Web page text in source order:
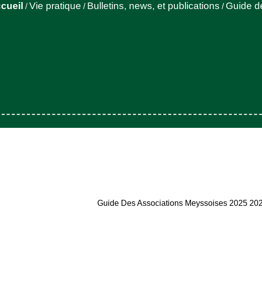
/Vie pratique / Bulletins, news, et publications / Guide
Guide Des Associations Meyssoises 2025